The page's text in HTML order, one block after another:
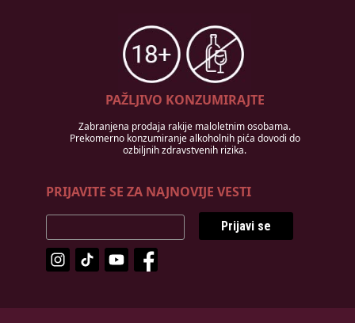
PAŽLJIVO KONZUMIRAJTE
Zabranjena prodaja rakije maloletnim osobama.
Prekomerno konzumiranje alkoholnih pića dovodi do
ozbiljnih zdravstvenih rizika.
PRIJAVITE SE ZA NAJNOVIJE VESTI
Prijavi se